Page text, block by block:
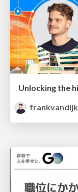
frankvandijk